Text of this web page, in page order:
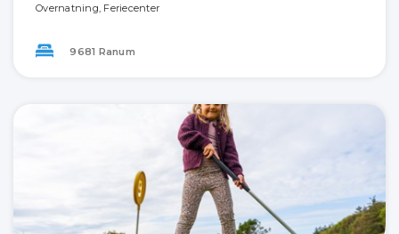
Overnatning, Feriecenter
9681 Ranum